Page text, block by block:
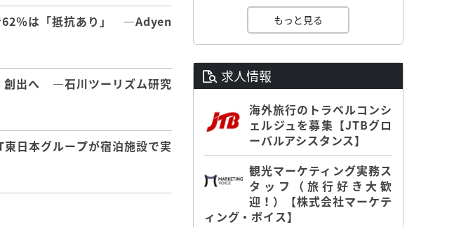
62％は「抵抗あり」 ―Adyen
創出へ ―石川ツーリズム研究
日本グループが宿泊施設で実
もっと見る
求人情報
海外旅行のトラベルコンシ
ェルジュを募集【JTBグロ
ーバルアシスタンス】
観光マーケティング実務ス
タッフ（旅行好き大歓
迎！）【株式会社マーケテ
ィング・ボイス】